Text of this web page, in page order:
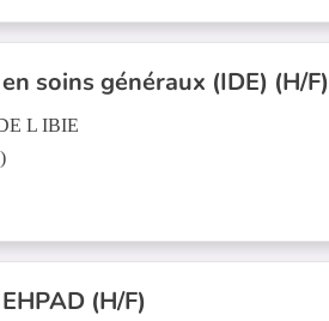
soins généraux (IDE) (H/F)
L IBIE
(H/F)